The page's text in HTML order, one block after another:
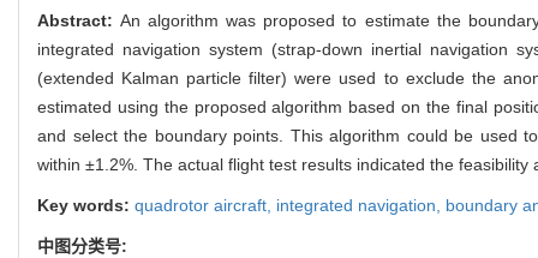
Abstract:An algorithm was proposed to estimate the
integrated navigation system (strap-down inertial navigation
(extended Kalman particle filter) were used to exclude the
estimated using the proposed algorithm based on the final
and select the boundary points. This algorithm could be used
within ±1.2%. The actual flight test results indicated the
Key words: quadrotor aircraft, integrated navigation, boundary
中图分类号: